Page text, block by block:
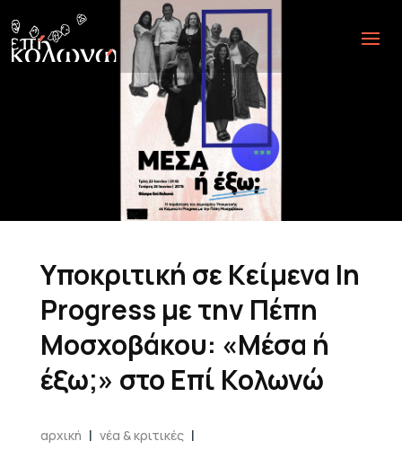
Υποκριτική σε Κείμενα In
Progress με την Πέπη
Μοσχοβάκου: «Μέσα ή
έξω;» στο Επί Κολωνώ
αρχική | νέα & κριτικές |